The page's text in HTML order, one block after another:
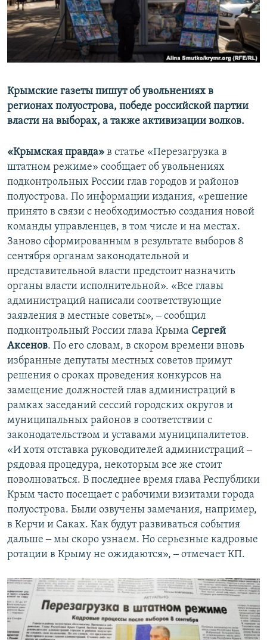
ПОБЕДИТЕЛЕЙ НЕ СУДЯТ?
КРЫМ.НЕПОКОРЕННЫЙ
ПРИСОЕДИНЯЙТЕСЬ!
Все сайты RFE/RL
Крымские газеты пишут об увольнениях в
регионах полуострова, победе российской партии
власти на выборах, а также активизации волков.
«Крымская правда» в статье «Перезагрузка в
штатном режиме» сообщает об увольнениях
подконтрольных России глав городов и районов
полуострова. По информации издания, «решение
принято в связи с необходимостью создания новой
команды управленцев, в том числе и на местах.
Заново сформированным в результате выборов 8
сентября органам законодательной и
представительной власти предстоит назначить
органы власти исполнительной». «Все главы
администраций написали соответствующие
заявления в местные советы», ‒ сообщил
подконтрольный России глава Крыма Сергей
Аксенов. По его словам, в скором времени вновь
избранные депутаты местных советов примут
решения о сроках проведения конкурсов на
замещение должностей глав администраций в
рамках заседаний сессий городских округов и
муниципальных районов в соответствии с
законодательством и уставами муниципалитетов.
«И хотя отставка руководителей администраций ‒
рядовая процедура, некоторым все же стоит
поволноваться. В последнее время глава Республики
Крым часто посещает с рабочими визитами города
полуострова. Были озвучены замечания, например,
в Керчи и Саках. Как будут развиваться события
дальше ‒ мы скоро узнаем. Но серьезные кадровые
ротации в Крыму не ожидаются», ‒ отмечает КП.